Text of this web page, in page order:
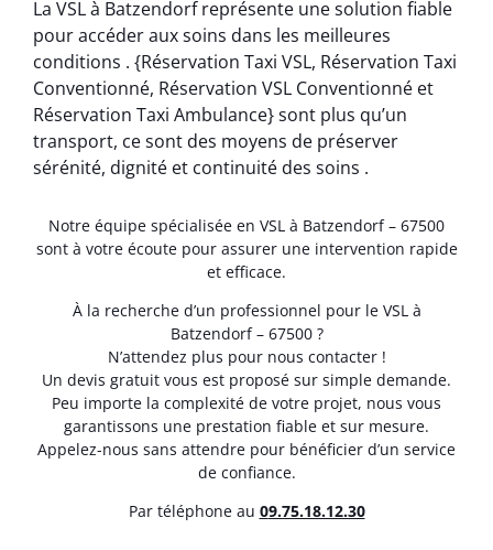
La VSL à Batzendorf représente une solution fiable
pour accéder aux soins dans les meilleures
conditions . {Réservation Taxi VSL, Réservation Taxi
Conventionné, Réservation VSL Conventionné et
Réservation Taxi Ambulance} sont plus qu’un
transport, ce sont des moyens de préserver
sérénité, dignité et continuité des soins .
Notre équipe spécialisée en VSL à Batzendorf – 67500
sont à votre écoute pour assurer une intervention rapide
et efficace.
À la recherche d’un professionnel pour le VSL à
Batzendorf – 67500 ?
N’attendez plus pour nous contacter !
Un devis gratuit vous est proposé sur simple demande.
Peu importe la complexité de votre projet, nous vous
garantissons une prestation fiable et sur mesure.
Appelez-nous sans attendre pour bénéficier d’un service
de confiance.
Par téléphone au 09.75.18.12.30